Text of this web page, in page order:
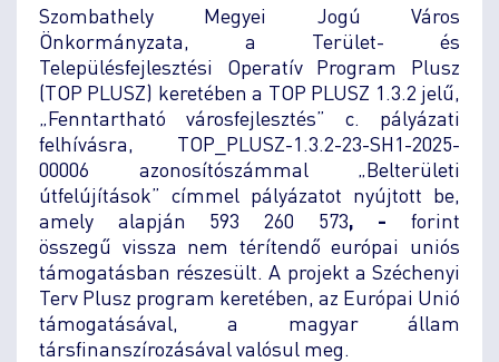
Szombathely Megyei Jogú Város
Önkormányzata, a Terület- és
Településfejlesztési Operatív Program Plusz
(TOP PLUSZ) keretében a TOP PLUSZ 1.3.2 jelű,
„Fenntartható városfejlesztés” c. pályázati
felhívásra, TOP_PLUSZ-1.3.2-23-SH1-2025-
00006 azonosítószámmal „Belterületi
útfelújítások” címmel pályázatot nyújtott be,
amely alapján 593 260 573, -forint
összegű vissza nem térítendő európai uniós
támogatásban részesült. A projekt a Széchenyi
Terv Plusz program keretében, az Európai Unió
támogatásával, a magyar állam
társfinanszírozásával valósul meg.